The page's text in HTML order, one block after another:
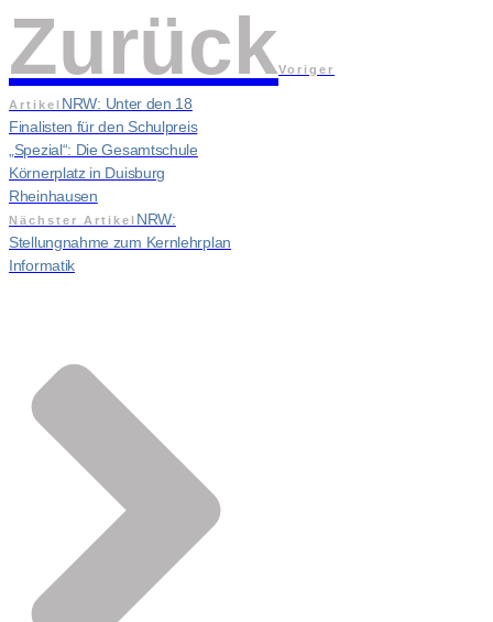
ZurückVoriger
Artikel NRW: Unter den 18
Finalisten für den Schulpreis
„Spezial“: Die Gesamtschule
Körnerplatz in Duisburg
Rheinhausen
Nächster Artikel NRW:
Stellungnahme zum Kernlehrplan
Informatik